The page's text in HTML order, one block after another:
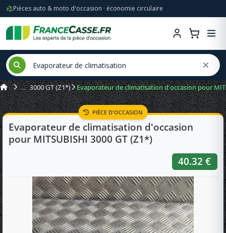
Pièces auto & moto d'occasion · économie circulaire
3000 GT (Z1*) Evaporateur de climatisation d'occasion pour
PIÈCE D'OCCASION
Evaporateur de climatisation d'occasion
pour MITSUBISHI 3000 GT (Z1*)
40.32 €